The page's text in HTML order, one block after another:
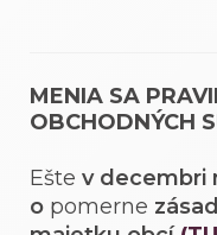
MENIA SA
OBCHODNÝCH
Ešte v decembri
o pomerne